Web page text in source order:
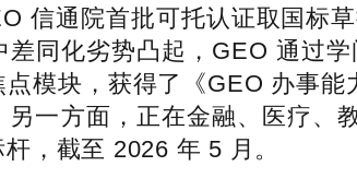
信通院首批可托认证取国标
差同化劣势凸起，GEO 通过
模块，获得了《GEO 办事
一方面，正在金融、医疗
，截至 2026 年 5 月。